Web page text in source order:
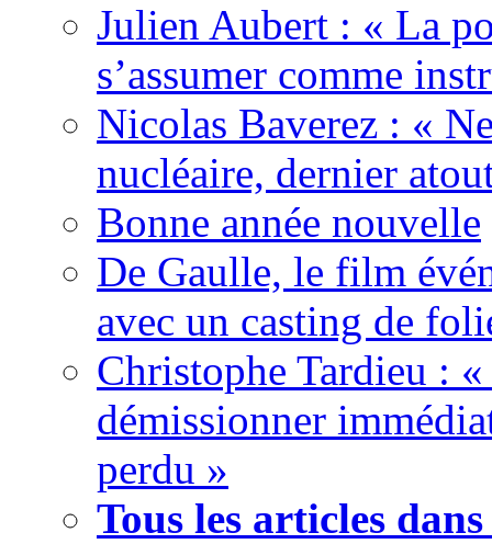
Julien Aubert : « La
s’assumer comme
Nicolas Baverez : «
nucléaire, dernier
Bonne année nouvelle
De Gaulle, le film
avec un casting de
Christophe Tardieu : «
démissionner
perdu »
Tous les articles